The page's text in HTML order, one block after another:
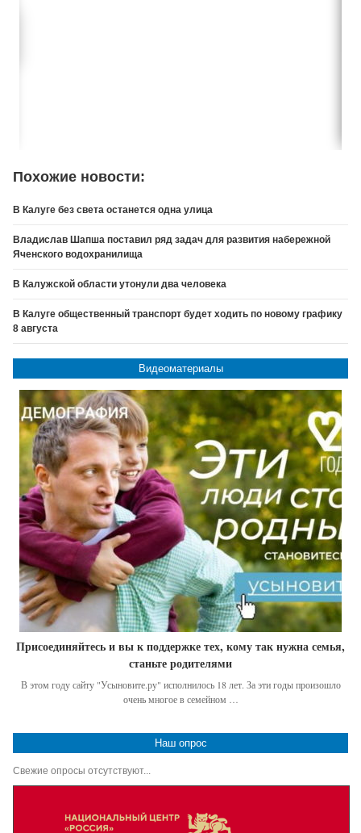
Похожие новости:
В Калуге без света останется одна улица
Владислав Шапша поставил ряд задач для развития набережной
Яченского водохранилища
В Калужской области утонули два человека
В Калуге общественный транспорт будет ходить по новому графику
8 августа
Видеоматериалы
Присоединяйтесь и вы к поддержке тех, кому так нужна семья,
станьте родителями
В этом году сайту "Усыновите.ру" исполнилось 18 лет. За эти годы произошло
очень многое в семейном …
Наш опрос
Свежие опросы отсутствуют...